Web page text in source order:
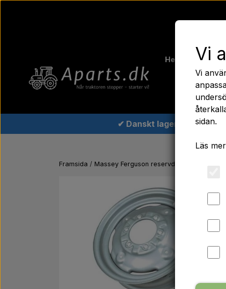
Hem
✔ Danskt lager
Framsida Massey Ferguson reservdelar
Vi
Vi
sidan.
Läs